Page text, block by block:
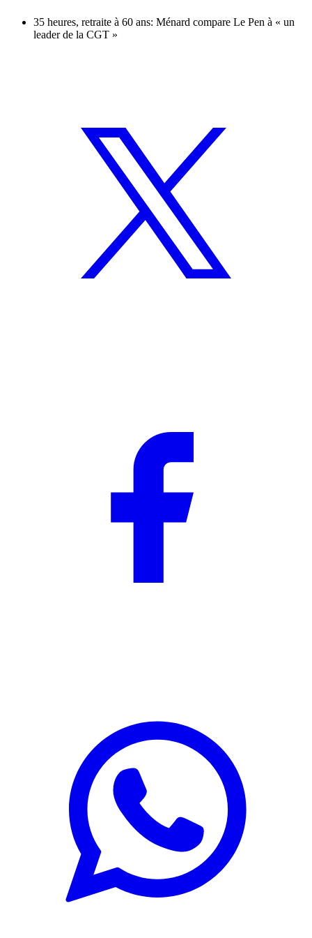
35 heures, retraite à 60 ans: Ménard compare Le Pen à « un
leader de la CGT »